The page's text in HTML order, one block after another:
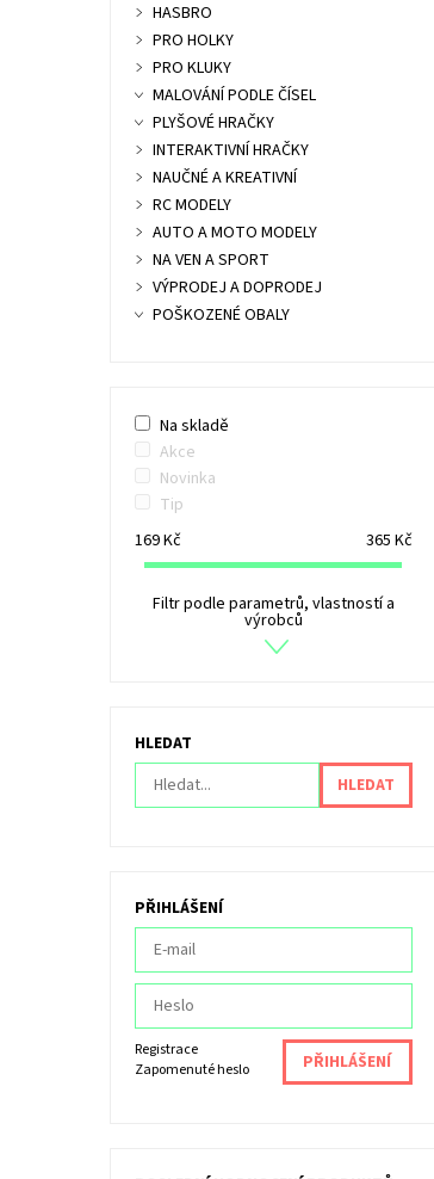
HASBRO
PRO HOLKY
PRO KLUKY
MALOVÁNÍ PODLE ČÍSEL
PLYŠOVÉ HRAČKY
INTERAKTIVNÍ HRAČKY
NAUČNÉ A KREATIVNÍ
RC MODELY
AUTO A MOTO MODELY
NA VEN A SPORT
VÝPRODEJ A DOPRODEJ
POŠKOZENÉ OBALY
Na skladě
Akce
Novinka
Tip
169Kč 365 Kč
Filtr podle parametrů, vlastností a
výrobců
HLEDAT
PŘIHLÁŠENÍ
Registrace
Zapomenuté heslo